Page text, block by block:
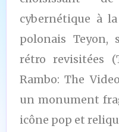
cybernétique à
polonais Teyon,
rétro revisitées
Rambo: The
un monument
icône pop et